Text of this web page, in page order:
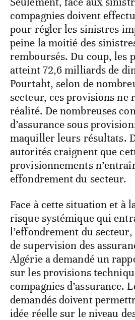
compagnies doivent
pour régler les sinistres
peine la moitié des
remboursés. Du coup, les
atteint 72,6 milliards de
Pourtaht, selon de
secteur, ces provisions ne
réalité. De nombreuses
d’assurance sous
maquiller leurs résultats.
autorités craignent que
provisionnements
effondrement du secteur.
Face à cette situation et à
risque systémique qui
l’effondrement du
de supervision des
Algérie a demandé un
sur les provisions
compagnies d’assurance.
demandés doivent
idée réelle sur le niveau